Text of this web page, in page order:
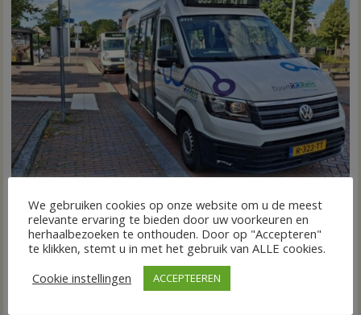
Nieuw ov-systeem verbindt alle kernen Hardenberg
6 augustus 2026 Wim de Jonge Reacties uitgeschakeldvoor
HARDENBERG – Eind volgend jaar moet een extra systeem
van buurtbussen het openbaar vervoer tot in...
We gebruiken cookies op onze website om u de meest
relevante ervaring te bieden door uw voorkeuren en
herhaalbezoeken te onthouden. Door op "Accepteren"
te klikken, stemt u in met het gebruik van ALLE cookies.
Cookie instellingen
ACCEPTEEREN